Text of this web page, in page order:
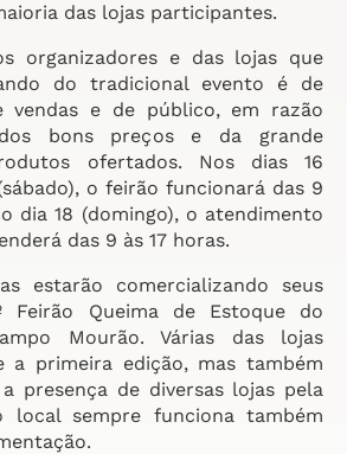
das lojas participantes.
organizadores e das lojas que
do tradicional evento é de
vendas e de público, em razão
bons preços e da grande
ofertados. Nos dias 16
o feirão funcionará das 9
dia 18 (domingo), o atendimento
das 9 às 17 horas.
estarão comercializando seus
Feirão Queima de Estoque do
Mourão. Várias das lojas
a primeira edição, mas também
presença de diversas lojas pela
local sempre funciona também